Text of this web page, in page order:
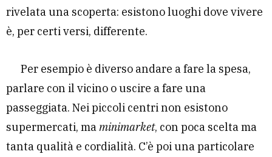
rivelata una scoperta: esistono luoghi dove vivere
è, per certi versi, differente.
Per esempio è diverso andare a fare la spesa,
parlare con il vicino o uscire a fare una
passeggiata. Nei piccoli centri non esistono
supermercati, maminimarket, con poca scelta ma
tanta qualità e cordialità. C’è poi una particolare